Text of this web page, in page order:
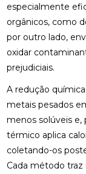
especialmente
orgânicos, como
por outro lado,
oxidar
prejudiciais.
A redução
metais pesados
menos solúveis
térmico aplica
coletando-os
Cada método traz